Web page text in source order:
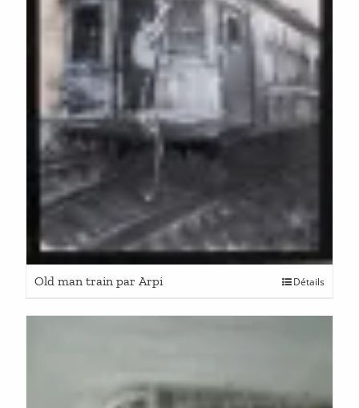
Old man train par Arpi Détails